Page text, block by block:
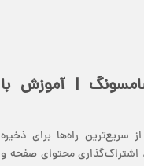
| آموزش با
راه‌ها برای ذخیره
اشتراک‌گذاری محتوای صفحه و